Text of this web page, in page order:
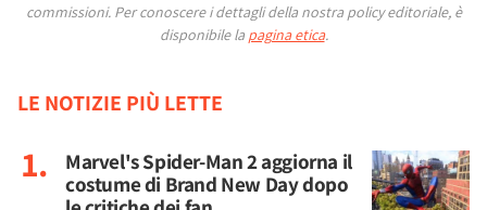
commissioni. Per conoscere i dettagli della nostra policy editoriale, è
disponibile la pagina etica.
LE NOTIZIE PIÙ LETTE
Marvel's Spider-Man 2 aggiorna il
costume di Brand New Day dopo